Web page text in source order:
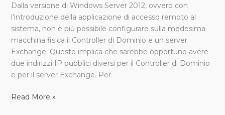
Dalla versione di Windows Server 2012, ovvero con
l’introduzione della applicazione di accesso remoto al
sistema, non è più possibile configurare sulla medesima
macchina fisica il Controller di Dominio e un server
Exchange. Questo implica che sarebbe opportuno avere
due indirizzi IP pubblici diversi per il Controller di Dominio
e per il server Exchange. Per
su
singolo
IP
pubblico
Read More »